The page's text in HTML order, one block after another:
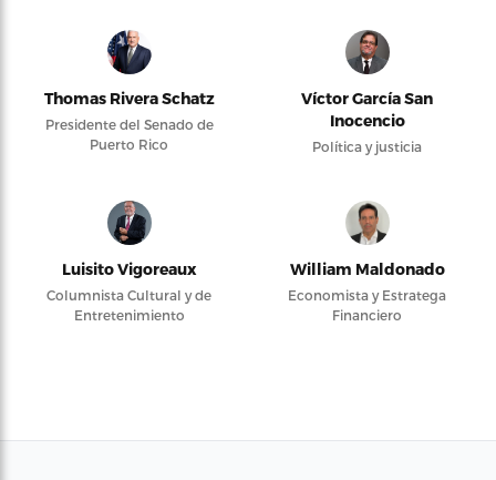
Thomas Rivera Schatz
Presidente del Senado de
Puerto Rico
Víctor García San
Inocencio
Política y justicia
Luisito Vigoreaux
Columnista Cultural y de
Entretenimiento
William Maldonado
Economista y Estratega
Financiero